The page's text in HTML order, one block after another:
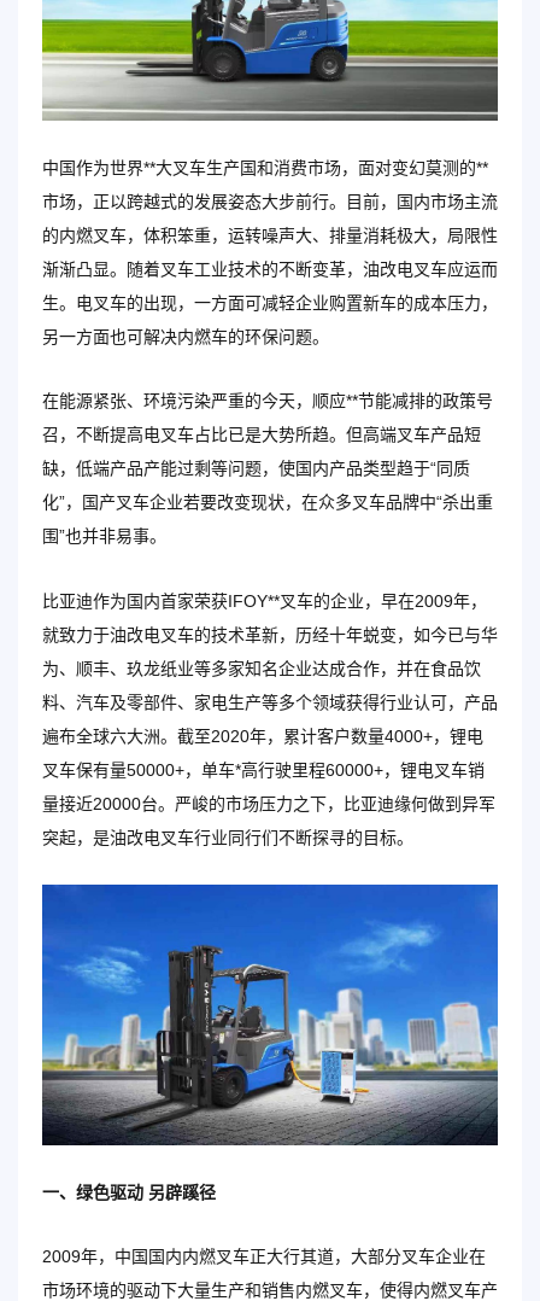
中国作为世界**大叉车生产国和消费市场，面对变幻莫测的**
市场，正以跨越式的发展姿态大步前行。目前，国内市场主流
的内燃叉车，体积笨重，运转噪声大、排量消耗极大，局限性
渐渐凸显。随着叉车工业技术的不断变革，油改电叉车应运而
生。电叉车的出现，一方面可减轻企业购置新车的成本压力，
另一方面也可解决内燃车的环保问题。
在能源紧张、环境污染严重的今天，顺应**节能减排的政策号
召，不断提高电叉车占比已是大势所趋。但高端叉车产品短
缺，低端产品产能过剩等问题，使国内产品类型趋于“同质
化”，国产叉车企业若要改变现状，在众多叉车品牌中“杀出重
围”也并非易事。
比亚迪作为国内首家荣获IFOY**叉车的企业，早在2009年，
就致力于油改电叉车的技术革新，历经十年蜕变，如今已与华
为、顺丰、玖龙纸业等多家知名企业达成合作，并在食品饮
料、汽车及零部件、家电生产等多个领域获得行业认可，产品
遍布全球六大洲。截至2020年，累计客户数量4000+，锂电
叉车保有量50000+，单车*高行驶里程60000+，锂电叉车销
量接近20000台。严峻的市场压力之下，比亚迪缘何做到异军
突起，是油改电叉车行业同行们不断探寻的目标。
一、绿色驱动 另辟蹊径
2009年，中国国内内燃叉车正大行其道，大部分叉车企业在
市场环境的驱动下大量生产和销售内燃叉车，使得内燃叉车产